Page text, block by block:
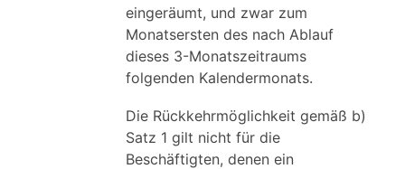
eingeräumt, und zwar zum
Monatsersten des nach Ablauf
dieses 3-Monatszeitraums
folgenden Kalendermonats.
Die Rückkehrmöglichkeit gemäß b)
Satz 1 gilt nicht für die
Beschäftigten, denen ein